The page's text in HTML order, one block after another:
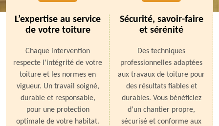
L’expertise au service
de votre toiture
Chaque intervention
respecte l’intégrité de votre
toiture et les normes en
vigueur. Un travail soigné,
durable et responsable,
pour une protection
optimale de votre habitat.
Sécurité, savoir-faire
et sérénité
Des techniques
professionnelles adaptées
aux travaux de toiture pour
des résultats fiables et
durables. Vous bénéficiez
d’un chantier propre,
sécurisé et conforme aux